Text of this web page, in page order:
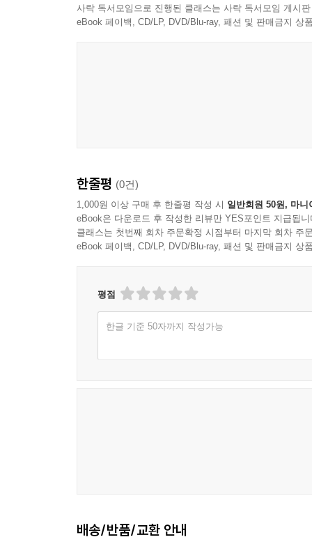
사락 독서모임으로 진행된 클래스는 사락 독서모임 게시
eBook 페이백, CD/LP, DVD/Blu-ray, 패션 및 판매금지 상
한줄평 (0건)
1,000원 이상 구매 후 한줄평 작성 시 일반회원 50원, 마니
eBook은 다운로드 후 작성한 리뷰만 YES포인트 지급됩니
클래스는 첫번째 회차 주문확정 시점부터 마지막 회차 주
eBook 페이백, CD/LP, DVD/Blu-ray, 패션 및 판매금지 상
평점
한글 기준 50자까지 작성가능
배송/반품/교환 안내